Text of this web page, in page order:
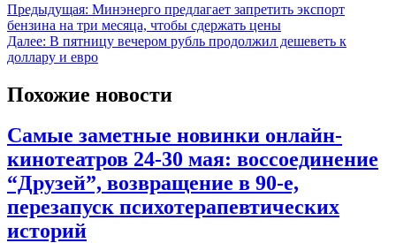
Предыдущая: Минэнерго предлагает запретить экспорт
бензина на три месяца, чтобы сдержать цены
Далее: В пятницу вечером рубль продолжил дешеветь к
доллару и евро
Похожие новости
Самые заметные новинки онлайн-
кинотеатров 24-30 мая: воссоединение
“Друзей”, возвращение в 90-е,
перезапуск психотерапевтических
историй